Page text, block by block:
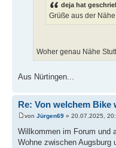
deja hat
Grüße aus der
Woher genau Nähe
Aus Nürtingen...
Re: Von welchem
von Jürgen69 » 20.07.2025,
Willkommen im Forum und
Wohne zwischen Augsburg